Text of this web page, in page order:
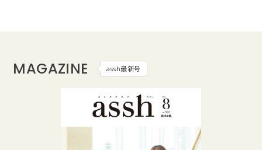
MAGAZINE assh最新号